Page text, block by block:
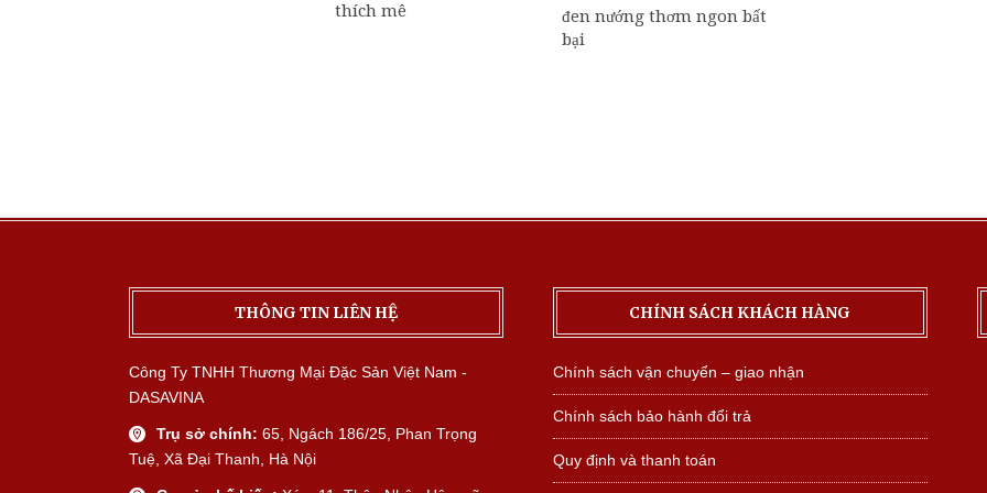
thích mê
đen nướng thơm ngon bất
bại
THÔNG TIN LIÊN HỆ
Công Ty TNHH Thương Mại Đặc Sản Việt Nam -
DASAVINA
Trụ sở chính: 65, Ngách 186/25, Phan Trọng
Tuệ, Xã Đại Thanh, Hà Nội
CHÍNH SÁCH KHÁCH HÀNG
Chính sách vận chuyển – giao nhận
Chính sách bảo hành đổi trả
Quy định và thanh toán